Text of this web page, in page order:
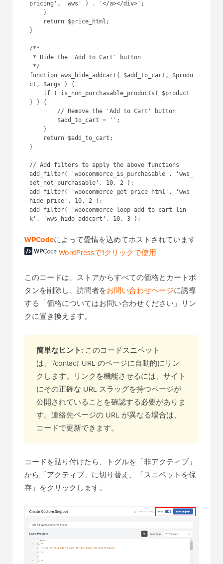
pricing', 'wws' ) . '</a></div>';
}
/**
function wws_hide_addcart( $add_to_cart, $produ
ct, $args ) {
) ) {
}
// Add filters to apply the above functions
add_filter( 'woocommerce_is_purchasable', 'wws_
set_not_purchasable', 10, 2 );
add_filter( 'woocommerce_get_price_html', 'wws_
hide_price', 10, 2 );
add_filter( 'woocommerce_loop_add_to_cart_lin
WPCodeによって愛情を込めてホストされています
WordPressで1クリックで使用
このコードは、ストアからすべての価格とカートボ
タンを削除し、訪問者をお問い合わせページに誘導
する「価格についてはお問い合わせください」リン
クに置き換えます。
簡単なヒント: このコードスニペット
は、'/contact' URL のページに自動的にリン
クします。リンクを機能させるには、サイト
にその正確な URL スラッグを持つページが
公開されていることを確認する必要がありま
す。連絡先ページの URL が異なる場合は、
コードで更新できます。
コードを貼り付けたら、トグルを「非アクティブ」
から「アクティブ」に切り替え、「スニペットを保
存」をクリックします。